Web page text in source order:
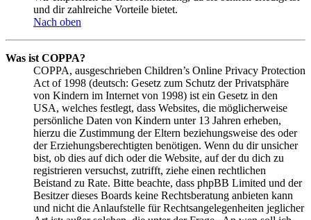
und dir zahlreiche Vorteile bietet.
Nach oben
Was ist COPPA?
COPPA, ausgeschrieben Children’s Online Privacy Protection
Act of 1998 (deutsch: Gesetz zum Schutz der Privatsphäre
von Kindern im Internet von 1998) ist ein Gesetz in den
USA, welches festlegt, dass Websites, die möglicherweise
persönliche Daten von Kindern unter 13 Jahren erheben,
hierzu die Zustimmung der Eltern beziehungsweise des oder
der Erziehungsberechtigten benötigen. Wenn du dir unsicher
bist, ob dies auf dich oder die Website, auf der du dich zu
registrieren versuchst, zutrifft, ziehe einen rechtlichen
Beistand zu Rate. Bitte beachte, dass phpBB Limited und der
Besitzer dieses Boards keine Rechtsberatung anbieten kann
und nicht die Anlaufstelle für Rechtsangelegenheiten jeglicher